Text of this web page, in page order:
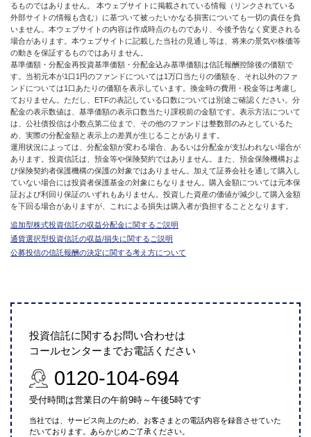
るものではありません。 本ウェブサイトに掲載されている情報（リンクされている
外部サイトの情報も含む）に基づいて被ったいかなる損害についても一切の責任を負
いません。本ウェブサイトの内容は作成時点のものであり、今後予告なく変更される
場合があります。本ウェブサイトに記載した当社の見通し等は、将来の景気や株価等
の動きを保証するものではありません。
基準価額・分配金再投資基準価額・分配金込み基準価額は信託報酬控除後の価額で
す。当初元本が1口1円のファンドについては1万口当たりの価額を、それ以外のファ
ンドについては1口あたりの価額を表示しています。換金時の費用・税金等は考慮し
ておりません。ただし、ETFの表記している口数については別途ご確認ください。分
配金の表示数値は、基準価額の表示口数当たり課税前の金額です。表示方法について
は、公社債投信は小数点第二位まで、その他のファンドは整数部のみとしているた
め、実際の分配金額と表示上の差異が生じることがあります。
運用状況によっては、分配金額が変わる場合、あるいは分配金が支払われない場合が
あります。投資信託は、預金等や保険契約ではありません。また、預金保険機構およ
び保険契約者保護機構の保護の対象ではありません。加えて証券会社を通して購入し
ていない場合には投資者保護基金の対象にもなりません。購入金額については元本保
証および利回り保証のいずれもありません。投資した資産の価値が減少して購入金額
を下回る場合がありますが、これによる損失は購入者が負担することとなります。
追加型株式投資信託の収益分配金に関するご説明
通貨選択型投資信託の収益/損失に関するご説明
公募投信の信託報酬の決定に関する考え方について
投資信託に関するお問い合わせは
コールセンターまでお電話ください
0120-104-694
受付時間は営業日の午前9時～午後5時です
当社では、サービス向上のため、お客さまとの電話内容を録音させていた
だいております。あらかじめご了承ください。